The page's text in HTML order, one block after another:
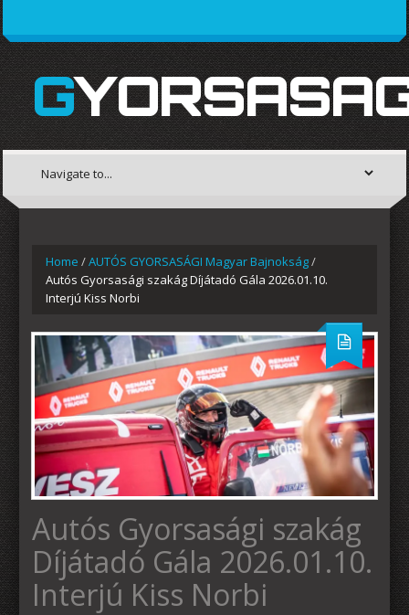
Home /AUTÓS GYORSASÁGI Magyar Bajnokság/
Autós Gyorsasági szakág Díjátadó Gála 2026.01.10.
Interjú Kiss Norbi
Autós Gyorsasági szakág
Díjátadó Gála 2026.01.10.
Interjú Kiss Norbi